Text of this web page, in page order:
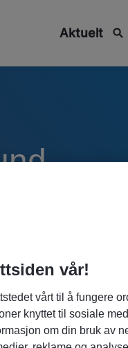
Aktuelt
du faste
passer søket ditt.
vår!
vårt til å fungere
knyttet til sosiale
om din bruk av